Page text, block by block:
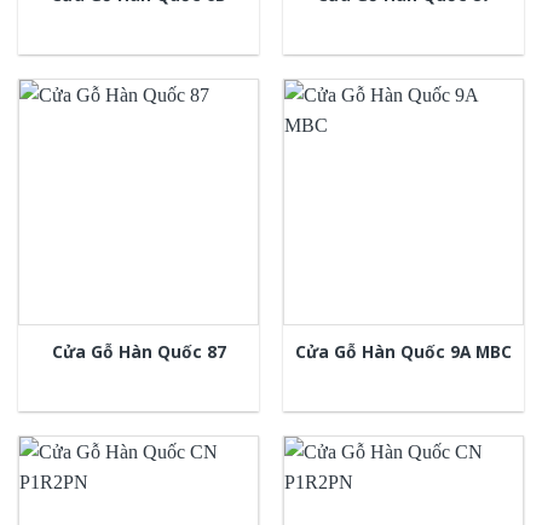
Cửa Gỗ Hàn Quốc 87 Cửa Gỗ Hàn Quốc 9A MBC